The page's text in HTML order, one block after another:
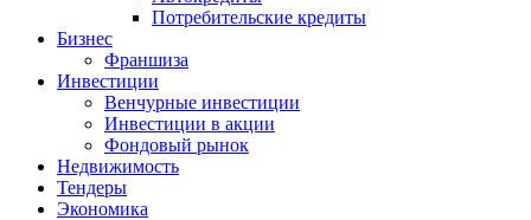
Потребительские кредиты
Бизнес
Франшиза
Инвестиции
Венчурные инвестиции
Инвестиции в акции
Фондовый рынок
Недвижимость
Тендеры
Экономика